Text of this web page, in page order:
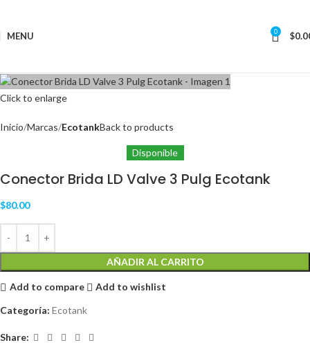
MENU 0 $
Click to enlarge
Inicio Marcas EcotankBack to products
Disponible
Conector Brida LD Valve 3 Pulg Ecotank
$80.00
AÑADIR AL CARRITO
Add to compare
Add to wishlist
Categoría: Ecotank
Share: